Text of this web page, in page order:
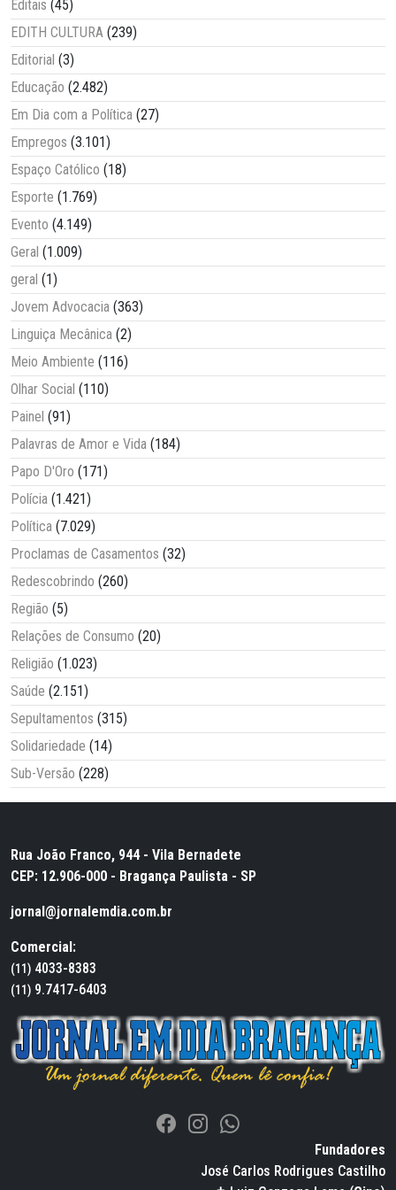
Editais (45)
EDITH CULTURA (239)
Editorial (3)
Educação (2.482)
Em Dia com a Política (27)
Empregos (3.101)
Espaço Católico (18)
Esporte (1.769)
Evento (4.149)
Geral (1.009)
geral (1)
Jovem Advocacia (363)
Linguiça Mecânica (2)
Meio Ambiente (116)
Olhar Social (110)
Painel (91)
Palavras de Amor e Vida (184)
Papo D'Oro (171)
Polícia (1.421)
Política (7.029)
Proclamas de Casamentos (32)
Redescobrindo (260)
Região (5)
Relações de Consumo (20)
Religião (1.023)
Saúde (2.151)
Sepultamentos (315)
Solidariedade (14)
Sub-Versão (228)
Rua João Franco, 944 - Vila Bernadete
CEP: 12.906-000 - Bragança Paulista - SP
jornal@jornalemdia.com.br
Comercial:
(11) 4033-8383
(11) 9.7417-6403
Fundadores
José Carlos Rodrigues Castilho